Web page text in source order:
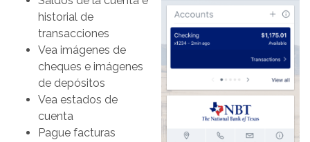
historial de
transacciones
Vea imágenes de
cheques e imágenes
de depósitos
Vea estados de
cuenta
Pague facturas